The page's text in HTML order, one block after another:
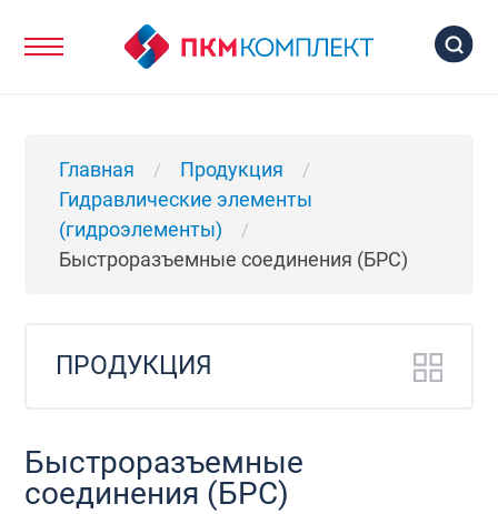
Главная / Продукция /
Гидравлические элементы
(гидроэлементы)
/
Быстроразъемные соединения (БРС)
ПРОДУКЦИЯ
Быстроразъемные
соединения (БРС)